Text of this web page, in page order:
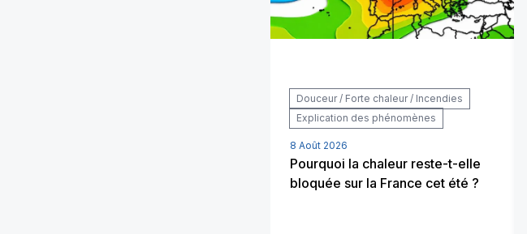
Douceur / Forte chaleur / Incendies
Explication des phénomènes
8 Août 2026
Pourquoi la chaleur reste-t-elle
bloquée sur la France cet été ?